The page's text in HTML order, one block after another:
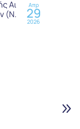
Απρ
29
2026
Αιτήσεων
(Ν.